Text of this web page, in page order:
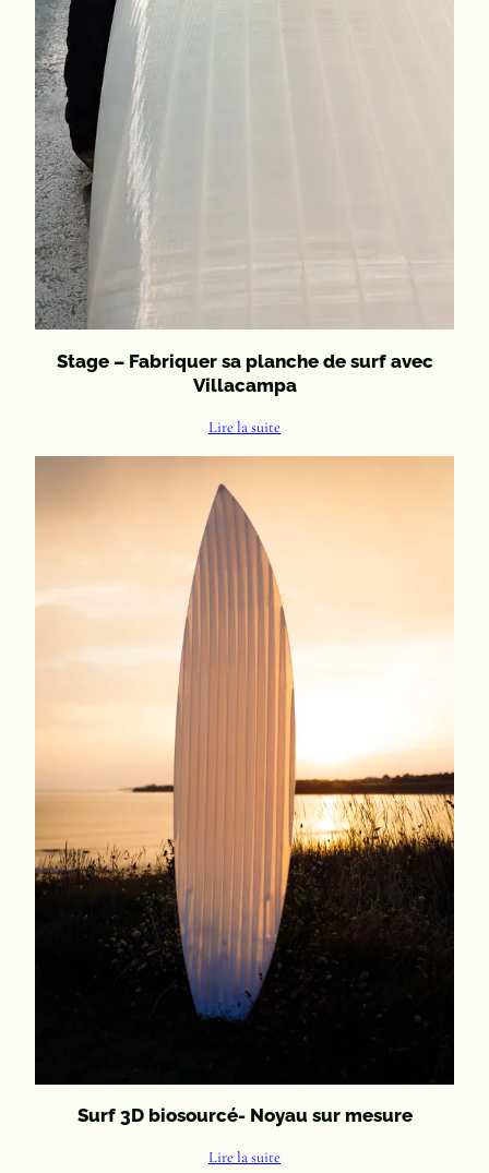
Stage – Fabriquer sa planche de surf avec
Villacampa
Lire la suite
Surf 3D biosourcé- Noyau sur mesure
Lire la suite